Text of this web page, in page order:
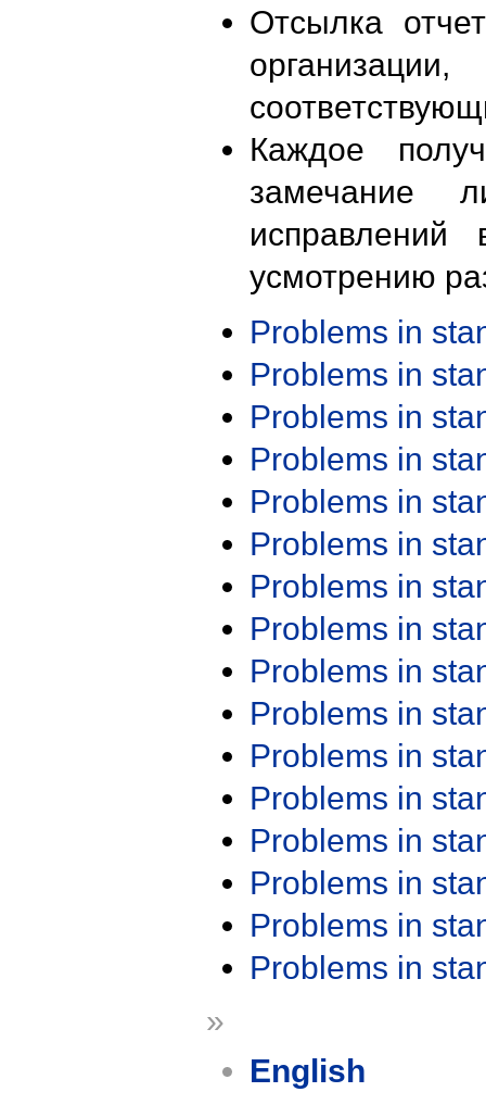
Отсылка
Каждое
замечание
исправлений
усмотрению
Problems in
Problems in
Problems in
Problems in
Problems in
Problems in
Problems in
Problems in
Problems in
Problems in
Problems in
Problems in
Problems in
Problems in
Problems in
Problems in
»
English